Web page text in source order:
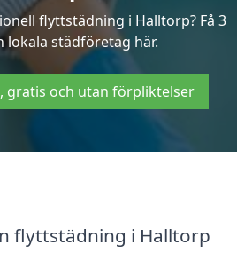
flyttstädning i Halltorp? Få 3
städföretag här.
gratis och utan förpliktelser
flyttstädning i Halltorp